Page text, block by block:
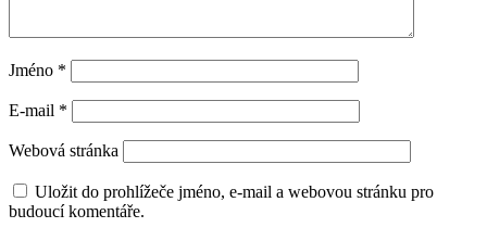
Jméno *
E-mail *
Webová stránka
Uložit do prohlížeče jméno, e-mail a webovou stránku pro
budoucí komentáře.